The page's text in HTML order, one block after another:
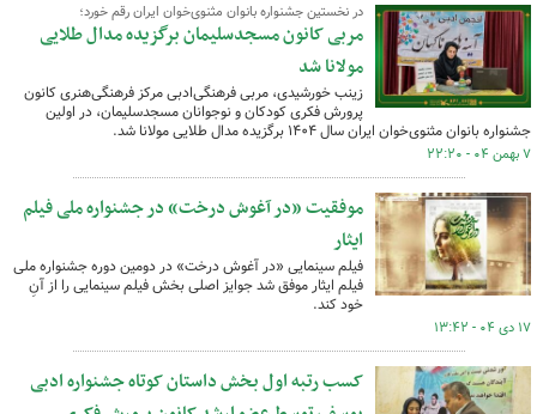
در نخستین جشنواره بانوان مثنوی‌خوان ایران رقم خورد؛
مربی کانون مسجدسلیمان برگزیده مدال طلایی
مولانا شد
زینب خورشیدی، مربی فرهنگی‌ادبی مرکز فرهنگی‌هنری کانون
پرورش فکری کودکان و نوجوانان مسجدسلیمان، در اولین
جشنواره بانوان مثنوی‌خوان ایران سال ۱۴۰۴ برگزیده مدال طلایی مولانا شد.
۷ بهمن ۰۴ - ۲۲:۲۰
موفقیت «در آغوش درخت» در جشنواره ملی فیلم
ایثار
فیلم سینمایی «در آغوش درخت» در دومین دوره جشنواره ملی
فیلم ایثار موفق شد جوایز اصلی بخش فیلم سینمایی را از آنِ
خود کند.
۱۷ دی ۰۴ - ۱۳:۴۲
کسب رتبه اول بخش داستان کوتاه جشنواره ادبی